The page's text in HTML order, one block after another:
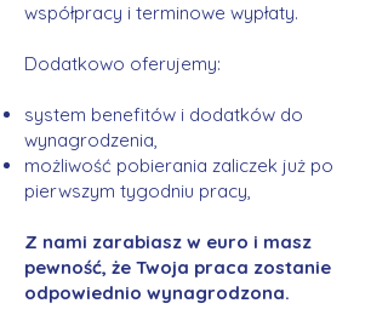
współpracy i terminowe wypłaty.
Dodatkowo oferujemy:
system benefitów i dodatków do
wynagrodzenia,
możliwość pobierania zaliczek już po
pierwszym tygodniu pracy,
Z nami zarabiasz w euro i masz
pewność, że Twoja praca zostanie
odpowiednio wynagrodzona.